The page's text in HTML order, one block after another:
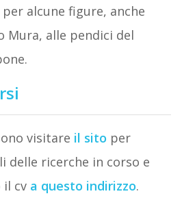
alcune figure, anche
Mura, alle pendici del
visitare il sito per
delle ricerche in corso e
il cv a questo indirizzo.